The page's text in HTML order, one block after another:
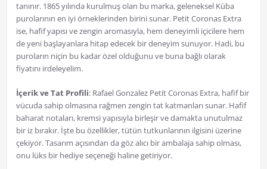
tanınır. 1865 yılında kurulmuş olan bu marka, geleneksel Küba
purolarının en iyi örneklerinden birini sunar. Petit Coronas Extra
ise, hafif yapısı ve zengin aromasıyla, hem deneyimli içicilere hem
de yeni başlayanlara hitap edecek bir deneyim sunuyor. Hadi, bu
puroların niçin bu kadar özel olduğunu ve buna bağlı olarak
fiyatını irdeleyelim.
İçerik ve Tat Profili: Rafael Gonzalez Petit Coronas Extra, hafif bir
vücuda sahip olmasına rağmen zengin tat katmanları sunar. Hafif
baharat notaları, kremsi yapısıyla birleşir ve damakta unutulmaz
bir iz bırakır. İşte bu özellikler, tütün tutkunlarının ilgisini üzerine
çekiyor. Tasarım açısından da göz alıcı bir ambalaja sahip olması,
onu lüks bir hediye seçeneği haline getiriyor.